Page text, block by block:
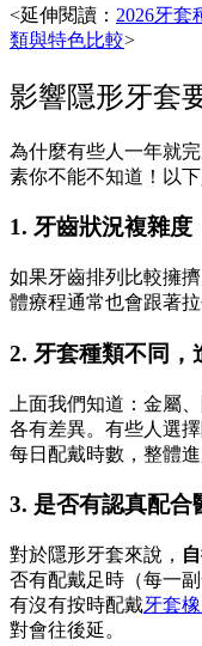
<延伸閱讀： 2026牙套
類與特色比較>
影響隱形牙套
為什麼有些人一年就
素你不能不知道！以
1. 牙齒狀況複雜度
如果牙齒排列比較擁
體療程通常也會跟著拉
2. 牙套種類不同，
上面我們知道：金屬
各有差異。有些人選
每日配戴時數，整體進
3. 是否有認真配合
對於隱形牙套來說，
否有配戴足時（每一
有沒有按時配戴牙套
對會往後延。